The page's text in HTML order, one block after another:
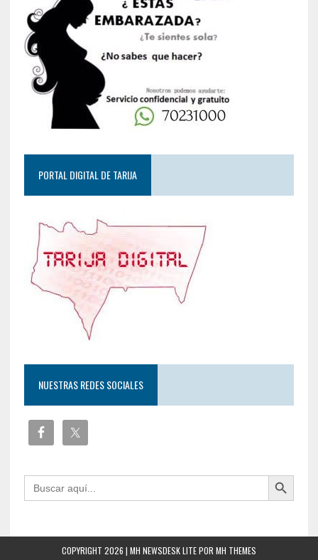
PORTAL DIGITAL DE TARIJA
NUESTRAS REDES SOCIALES
Buscar: Botón de búsqueda
COPYRIGHT 2026 | MH NEWSDESK LITE POR MH THEMES